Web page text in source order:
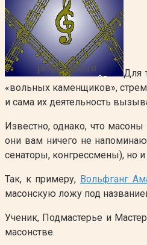
Для
«вольных каменщиков»,
и сама их деятельность
Известно, однако, что
они вам ничего не
сенаторы, конгрессмены), но
Так, к примеру, Вольфганг
масонскую ложу под
Ученик, Подмастерье и
масонстве.